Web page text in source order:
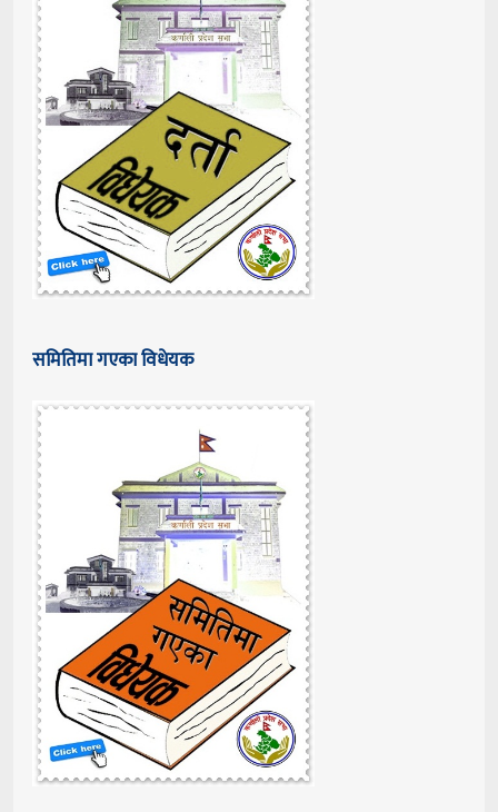
समितिमा गएका विधेयक